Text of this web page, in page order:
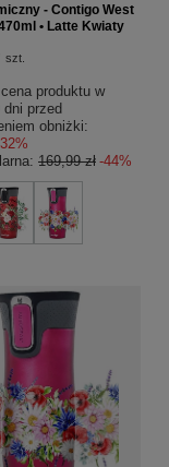
- Contigo West
• Latte Kwiaty
szt.
produktu w
przed
obniżki:
169,99 zł -44%